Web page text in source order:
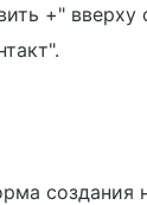
+" вверху
создания